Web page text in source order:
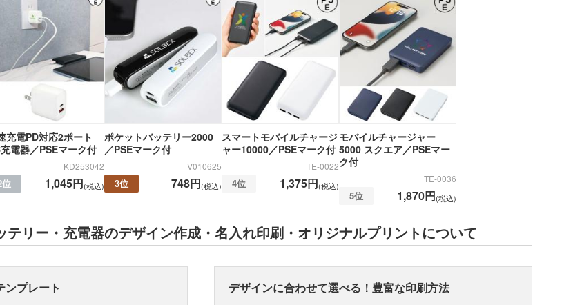
充電PD対応2ポート
電器／PSEマーク付
KD253042
位 1,045円(税込)
ポケットバッテリー2000
／PSEマーク付
V010625
3位 748円(税込)
スマートモバイルチャージ
ャー10000／PSEマーク付
TE-0022
4位 1,375円(税込)
モバイルチャージャー
5000 スクエア／PSEマー
ク付
TE-0036
5位 1,870円(税込)
リー・充電器のデザイン作成・名入れ印刷・オリジナルプリントについて
ンプレート デザインに合わせて選べる！豊富な印刷方法